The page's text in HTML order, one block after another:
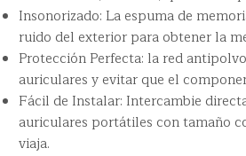
Insonorizado: La espuma de
ruido del exterior para obtener la
Protección Perfecta: la red
auriculares y evitar que el
Fácil de Instalar: Intercambie
auriculares portátiles con tamaño
viaja.